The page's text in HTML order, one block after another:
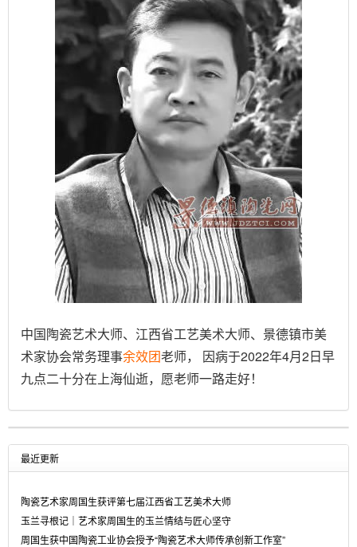
中国陶瓷艺术大师、江西省工艺美术大师、景德镇市美
术家协会常务理事余效团老师， 因病于2022年4月2日早
九点二十分在上海仙逝，愿老师一路走好！
最近更新
陶瓷艺术家周国生获评第七届江西省工艺美术大师
玉兰寻根记｜艺术家周国生的玉兰情结与匠心坚守
周国生获中国陶瓷工业协会授予“陶瓷艺术大师传承创新工作室”